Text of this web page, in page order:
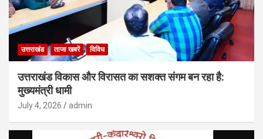
उत्तराखंड ताजा खबरें विविध
उत्तराखंड विकास और विरासत का सशक्त संगम बन रहा है:
मुख्यमंत्री धामी
July 4, 2026 admin